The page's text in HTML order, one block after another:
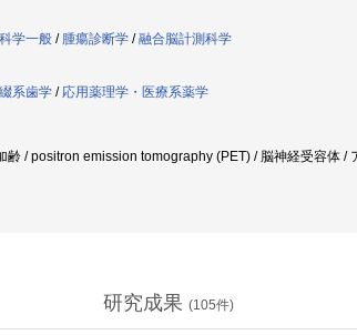
学一般 / 腫瘍診断学 /融合脳計測科学
系歯学 / 応用薬理学・医療系薬学
齢 / positron emission tomography (PET) / 脳神経受容体
研究成果 (105件)